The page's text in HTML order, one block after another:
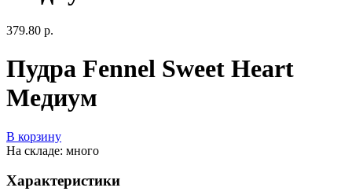
379.80 р.
Пудра Fennel Sweet Heart
Медиум
В корзину
На складе: много
Характеристики